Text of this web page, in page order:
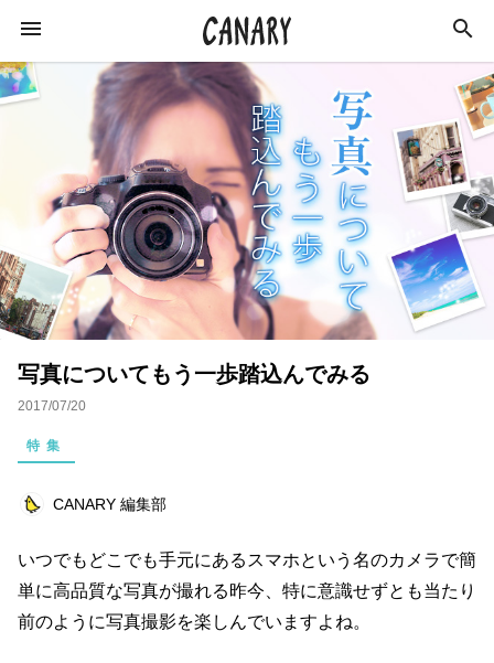
KEYWORD
キーワード
ラジオ 特集 カルチャー イベント
インタビュー 学び イベントレポート
恋愛 オンラインサロン スキルアップ
ライフスタイル
美容 俳優 ペット 仕事術
写真についてもう一歩踏込んでみる
2017/07/20
特集
CANARY 編集部
いつでもどこでも手元にあるスマホという名のカメラで簡
単に高品質な写真が撮れる昨今、特に意識せずとも当たり
前のように写真撮影を楽しんでいますよね。